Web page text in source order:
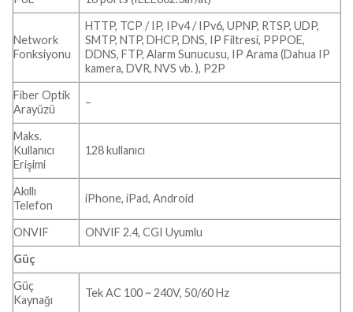
Network
Fonksiyonu
HTTP, TCP / IP, IPv4 / IPv6, UPNP, RTSP, UDP,
SMTP, NTP, DHCP, DNS, IP Filtresi, PPPOE,
DDNS, FTP, Alarm Sunucusu, IP Arama (Dahua IP
kamera, DVR, NVS vb. ), P2P
Fiber Optik
Arayüzü
–
Maks.
Kullanıcı
Erişimi
128 kullanıcı
Akıllı
Telefon
iPhone, iPad, Android
ONVIF
ONVIF 2.4, CGI Uyumlu
Güç
Güç
Kaynağı
Tek AC 100 ~ 240V, 50/60 Hz